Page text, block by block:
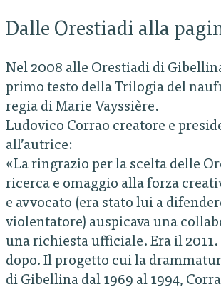
Dalle Orestiadi alla
Nel 2008 alle Orestiadi di
primo testo della Trilogia del
regia di Marie Vayssière.
Ludovico Corrao creatore e
all’autrice:
«La ringrazio per la scelta delle
ricerca e omaggio alla forza
e avvocato (era stato lui a
violentatore) auspicava una
una richiesta ufficiale. Era il
dopo. Il progetto cui la
di Gibellina dal 1969 al 1994,